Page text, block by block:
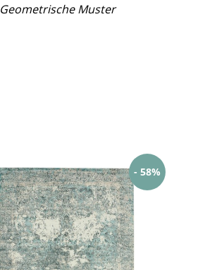
Geometrische Muster
- 58%